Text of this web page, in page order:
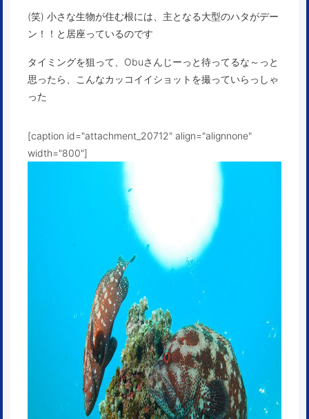
(笑) 小さな生物が住む根には、主となる大型のハタがデー
ン！！と居座っているのです
タイミングを狙って、Obuさんじーっと待ってるな～っと
思ったら、こんなカッコイイショットを撮っていらっしゃ
った
[caption id="attachment_20712" align="alignnone"
width="800"]